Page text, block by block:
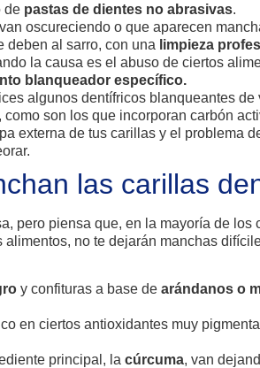
de pastas de dientes no abrasivas.
oscureciendo o que aparecen
deben al sarro, con una limpieza
la causa es el abuso de ciertos
blanqueador específico.
algunos dentífricos blanqueantes de
son los que incorporan carbón
externa de tus carillas y el problema
las carillas
pero piensa que, en la mayoría de los
no te dejarán manchas
y confituras a base de arándanos o
en ciertos antioxidantes muy
principal, la cúrcuma, van